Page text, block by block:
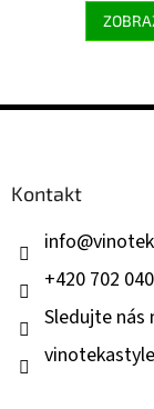
Z
Kontakt
info@
+420 702
Sledujte nás
vinotekastyle